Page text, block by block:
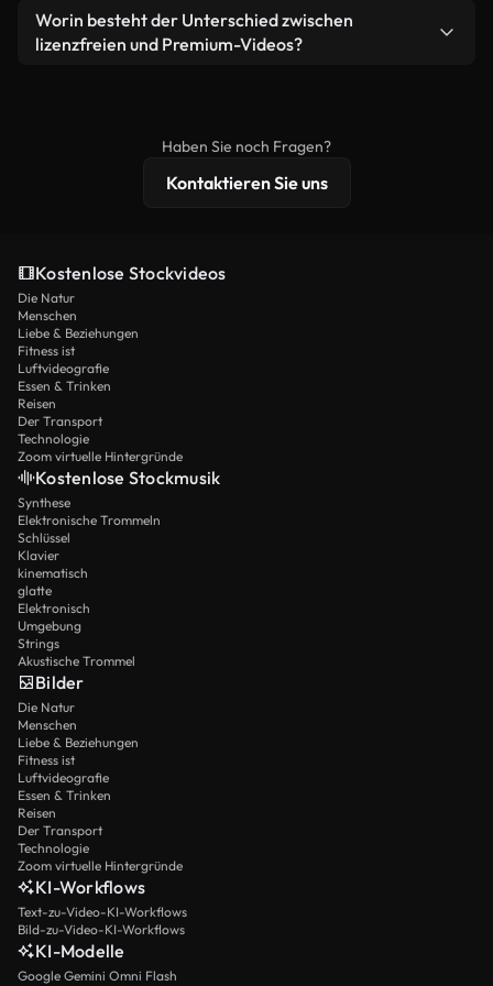
weiterverbreiten.
Videomaterial.
Ja. Sie dürfen unsere Videos gerne kürzen,
bearbeiten oder neu zusammenstellen. Achten Sie
Worin besteht der Unterschied zwischen
lizenzfreien und Premium-Videos?
erweiterten Lizenzschutz bieten.
Haben Sie noch Fragen?
Kontaktieren Sie uns
Kostenlose Stockvideos
Die Natur
Menschen
Liebe & Beziehungen
Fitness ist
Luftvideografie
Essen & Trinken
Reisen
Der Transport
Technologie
Zoom virtuelle Hintergründe
Kostenlose Stockmusik
Synthese
Elektronische Trommeln
Schlüssel
Klavier
kinematisch
glatte
Elektronisch
Umgebung
Strings
Akustische Trommel
Bilder
Die Natur
Menschen
Liebe & Beziehungen
Fitness ist
Luftvideografie
Essen & Trinken
Reisen
Der Transport
Technologie
Zoom virtuelle Hintergründe
KI-Workflows
Text-zu-Video-KI-Workflows
Bild-zu-Video-KI-Workflows
KI-Modelle
Google Gemini Omni Flash